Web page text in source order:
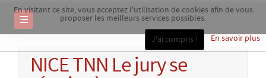
En visitant ce site, vous acceptez l'utilisation de cookies afin de vous
proposer les meilleurs services possibles.
En savoir plus
J'ai compris !
NICE TNN Le jury se